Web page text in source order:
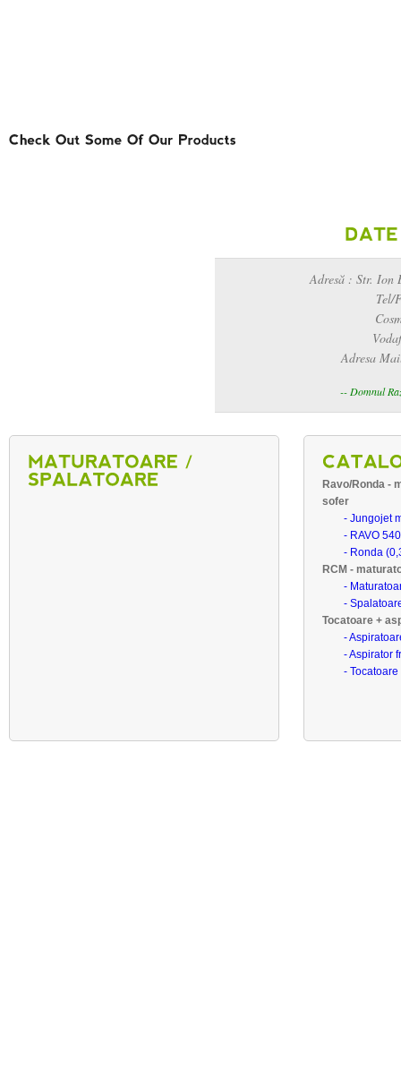
Adresă : Str. Ion
Tel/
Adresa
-- Domnul
Ravo/Ronda -
sofer
- Jungojet
- RAVO
- Ronda
RCM -
-
-
Tocatoare +
-
- Aspirator
-